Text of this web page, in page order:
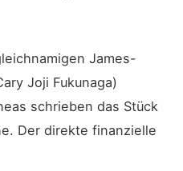
James-
Joji Fukunaga)
schrieben das Stück
Der direkte finanzielle